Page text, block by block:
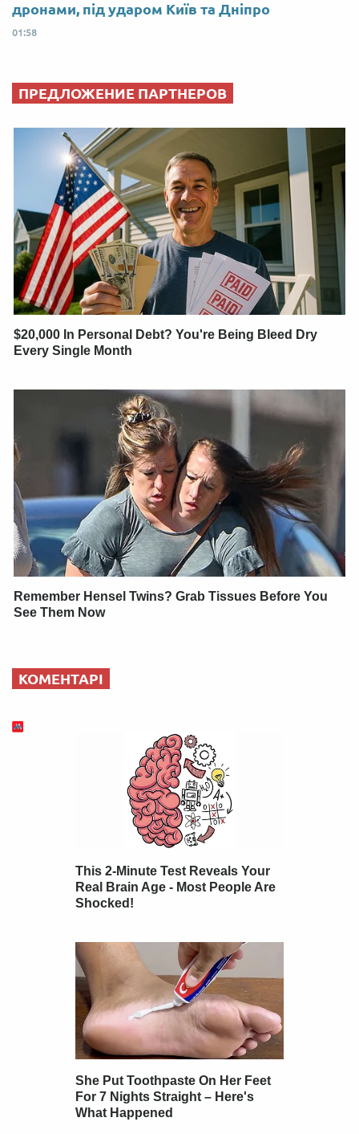
дронами, під ударом Київ та Дніпро
01:58
ПРЕДЛОЖЕНИЕ ПАРТНЕРОВ
$20,000 In Personal Debt? You're Being Bleed Dry
Every Single Month
Remember Hensel Twins? Grab Tissues Before You
See Them Now
КОМЕНТАРІ